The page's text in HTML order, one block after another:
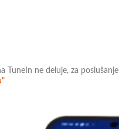
TuneIn ne deluje, za